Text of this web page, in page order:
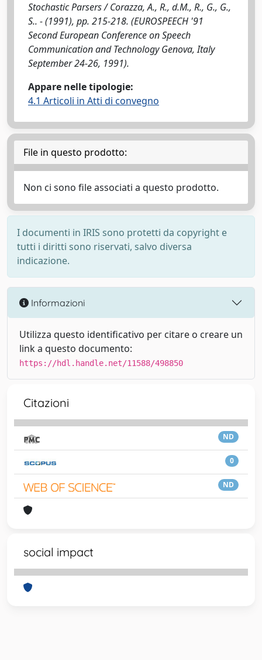
Stochastic Parsers / Corazza, A., R., d.M., R., G., G.,
S.. - (1991), pp. 215-218. (EUROSPEECH '91
Second European Conference on Speech
Communication and Technology Genova, Italy
September 24-26, 1991).
Appare nelle tipologie:
4.1 Articoli in Atti di convegno
File in questo prodotto:
Non ci sono file associati a questo prodotto.
I documenti in IRIS sono protetti da copyright e
tutti i diritti sono riservati, salvo diversa
indicazione.
Informazioni
Utilizza questo identificativo per citare o creare un
link a questo documento:
https://hdl.handle.net/11588/498850
Citazioni
ND
0
ND
social impact